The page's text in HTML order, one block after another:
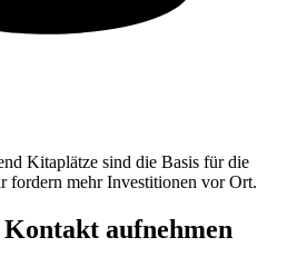
Kitaplätze sind die Basis für die
fordern mehr Investitionen vor Ort.
aufnehmen